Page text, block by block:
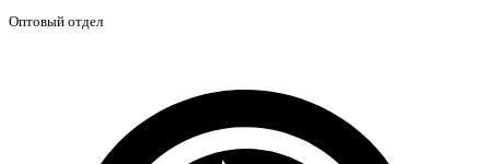
Оптовый отдел